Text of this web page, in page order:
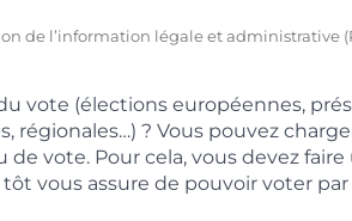
de l’information légale et administrative
vote (élections européennes,
régionales…) ? Vous pouvez
de vote. Pour cela, vous devez
vous assure de pouvoir voter